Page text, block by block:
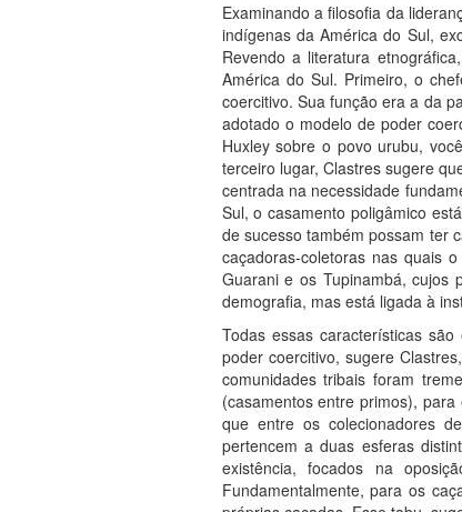
Examinando a filosofia da
indígenas da América do Sul,
Revendo a literatura
América do Sul. Primeiro, o
coercitivo. Sua função era a da
adotado o modelo de poder
Huxley sobre o povo urubu,
terceiro lugar, Clastres sugere
centrada na necessidade
Sul, o casamento poligâmico
de sucesso também possam ter
caçadoras-coletoras nas quais
Guarani e os Tupinambá, cujos
demografia, mas está ligada à
Todas essas características
poder coercitivo, sugere
comunidades tribais foram
(casamentos entre primos),
que entre os colecionadores
pertencem a duas esferas
existência, focados na
Fundamentalmente, para os